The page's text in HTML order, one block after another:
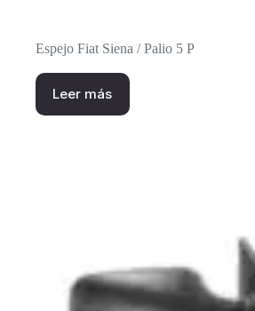
Espejo Fiat Siena / Palio 5 P
Leer más